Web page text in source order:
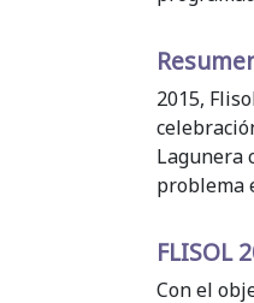
2015,
Lagunera
problema
FLISOL
Con el